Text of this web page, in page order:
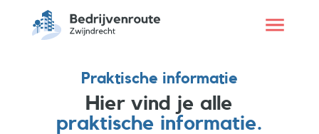
Praktische informatie
Hier vind je alle
praktische informatie.